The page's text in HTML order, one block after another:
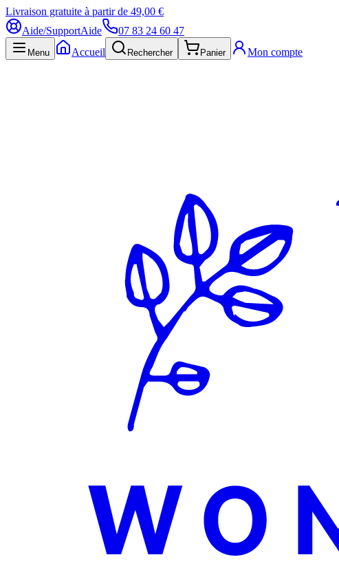
Livraison gratuite à partir de 49,00 €
Aide/SupportAide 07 83 24 60 47
Menu Accueil Rechercher Panier Mon compte